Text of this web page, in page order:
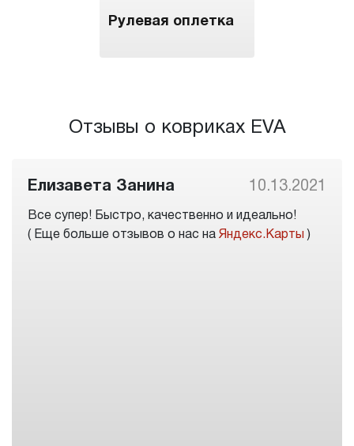
Рулевая оплетка
Отзывы о ковриках EVA
Елизавета Занина 10.13.2021
Все супер! Быстро, качественно и идеально!
( Еще больше отзывов о нас на Яндекс.Карты )